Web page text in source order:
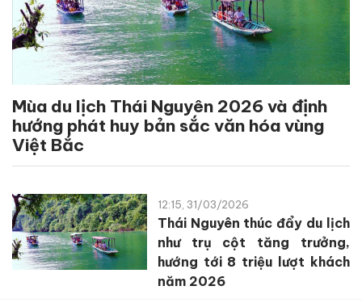
Mùa du lịch Thái Nguyên 2026 và định
hướng phát huy bản sắc văn hóa vùng
Việt Bắc
12:15, 31/03/2026
Thái Nguyên thúc đẩy du lịch
như trụ cột tăng trưởng,
hướng tới 8 triệu lượt khách
năm 2026